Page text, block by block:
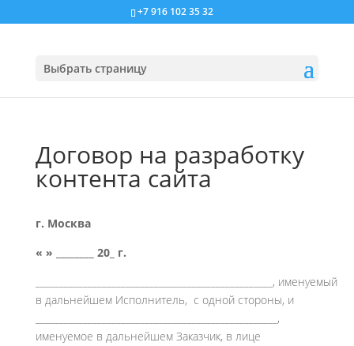
+7 916 102 35 32
Выбрать страницу
Договор на разработку
контента сайта
г. Москва
« » ________ 20_ г.
__________________________________________________, именуемый
в дальнейшем Исполнитель, с одной стороны, и
___________________________________________________,
именуемое в дальнейшем Заказчик, в лице